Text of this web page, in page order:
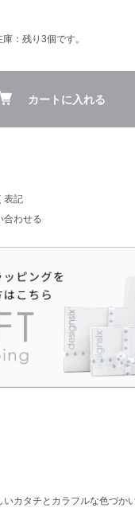
庫：残り3個です。
カートに入れる
表記
合わせる
カタチとカラフルな色づか